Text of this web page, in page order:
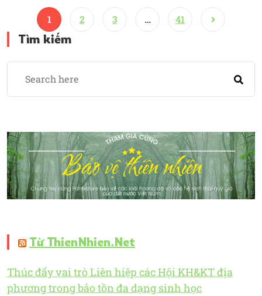
1 2 3 … 41
Tìm kiếm
Từ ThienNhien.Net
Thúc đẩy vai trò Liên hiệp các Hội KH&KT địa
phương trong bảo tồn đa dạng sinh học